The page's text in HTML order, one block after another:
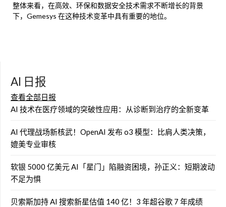
整体来看，在高效、环保和数据安全技术需求不断增长的背景
下，Gemesys 在这种技术变革中具有重要的地位。
AI 日报
查看全部日报
AI 技术在医疗领域的突破性应用：从诊断到治疗的全新变革
AI 代理战场新核武！OpenAI 发布 o3 模型：比肩人类决策，
媲美专业审核
软银 5000 亿美元 AI「星门」陷融资困境，孙正义：短期波动
不足为惧
贝索斯加持 AI 搜索新星估值 140 亿！3 年超谷歌 7 年成绩